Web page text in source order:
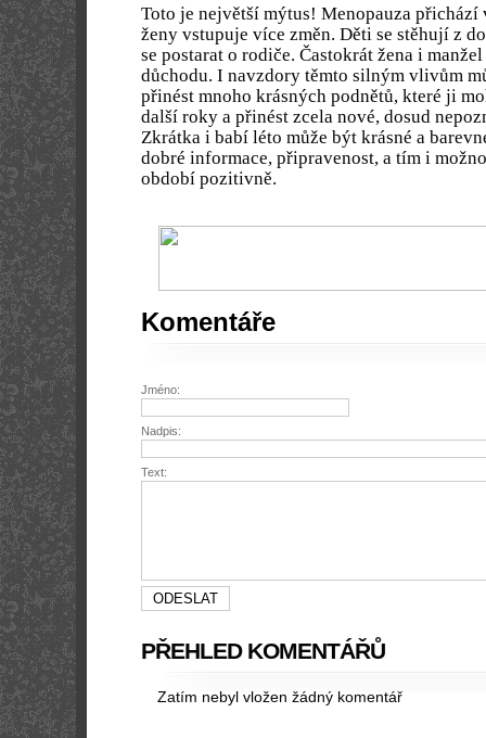
Toto je největší mýtus! Menopauza přichází
ženy vstupuje více změn. Děti se stěhují z
se postarat o rodiče. Častokrát žena i
důchodu. I navzdory těmto silným vlivům
přinést mnoho krásných podnětů, které ji
další roky a přinést zcela nové, dosud
Zkrátka i babí léto může být krásné a
dobré informace, připravenost, a tím i
období pozitivně.
Komentáře
Jméno:
Nadpis:
Text:
PŘEHLED KOMENTÁŘŮ
Zatím nebyl vložen žádný komentář